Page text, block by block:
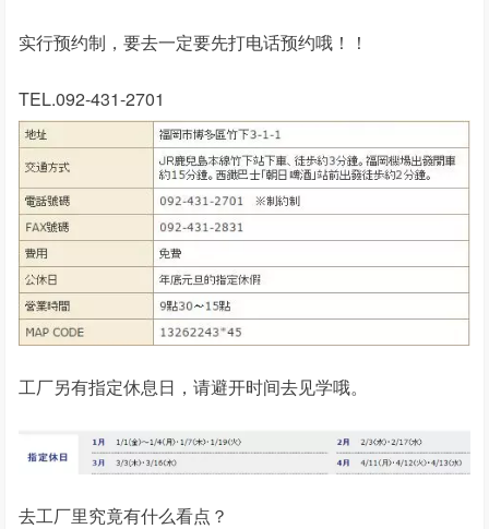
实行预约制，要去一定要先打电话预约哦！！
TEL.092-431-2701
工厂另有指定休息日，请避开时间去见学哦。
去工厂里究竟有什么看点？